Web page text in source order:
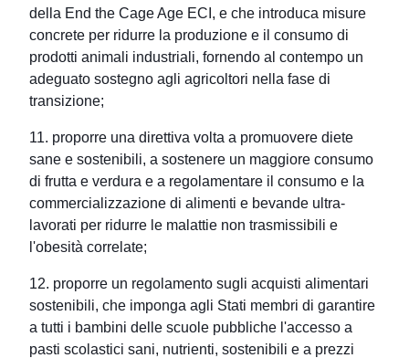
della End the Cage Age ECI, e che introduca misure
concrete per ridurre la produzione e il consumo di
prodotti animali industriali, fornendo al contempo un
adeguato sostegno agli agricoltori nella fase di
transizione;
11. proporre una direttiva volta a promuovere diete
sane e sostenibili, a sostenere un maggiore consumo
di frutta e verdura e a regolamentare il consumo e la
commercializzazione di alimenti e bevande ultra-
lavorati per ridurre le malattie non trasmissibili e
l'obesità correlate;
12. proporre un regolamento sugli acquisti alimentari
sostenibili, che imponga agli Stati membri di garantire
a tutti i bambini delle scuole pubbliche l'accesso a
pasti scolastici sani, nutrienti, sostenibili e a prezzi